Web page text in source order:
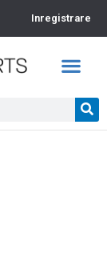
Inregistrare